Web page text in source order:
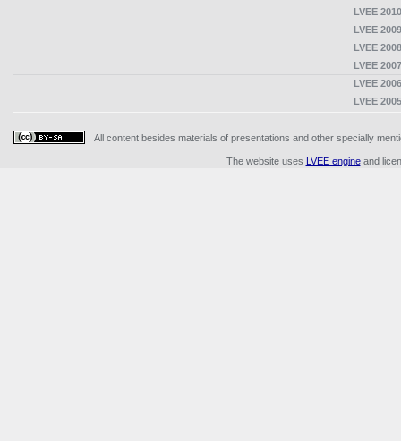
LVEE
LVEE
LVEE
LVEE
LVEE
LVEE
All content besides materials of presentations and other specially
The website uses LVEE engineand